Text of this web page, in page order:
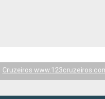
Cruzeiros